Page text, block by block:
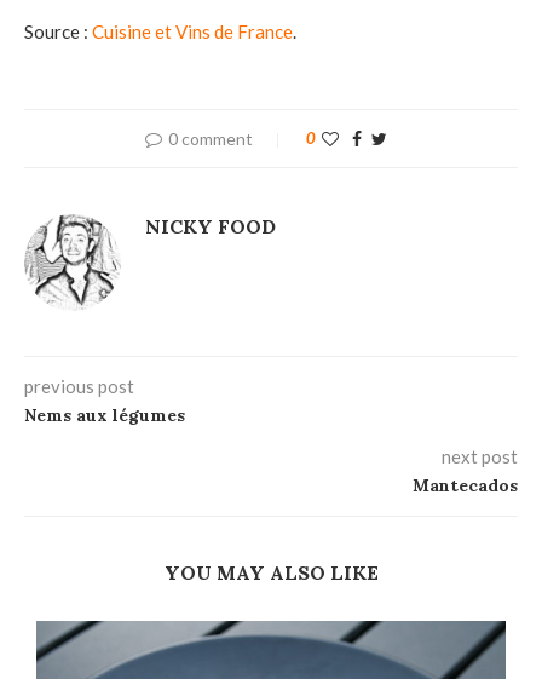
Source : Cuisine et Vins de France.
0 comment 0
NICKY FOOD
previous post
Nems aux légumes
next post
Mantecados
YOU MAY ALSO LIKE